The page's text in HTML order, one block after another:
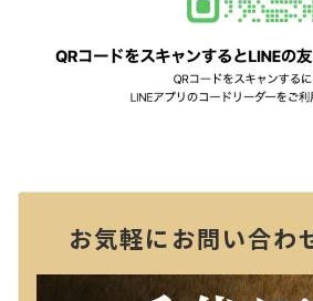
お気軽にお問い合わ